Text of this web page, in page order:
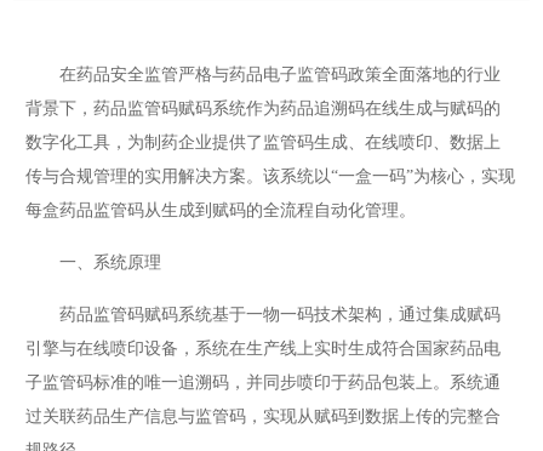
在药品安全监管严格与药品电子监管码政策全面落地的行业
背景下，药品监管码赋码系统作为药品追溯码在线生成与赋码的
数字化工具，为制药企业提供了监管码生成、在线喷印、数据上
传与合规管理的实用解决方案。该系统以“一盒一码”为核心，实现
每盒药品监管码从生成到赋码的全流程自动化管理。
一、系统原理
药品监管码赋码系统基于一物一码技术架构，通过集成赋码
引擎与在线喷印设备，系统在生产线上实时生成符合国家药品电
子监管码标准的唯一追溯码，并同步喷印于药品包装上。系统通
过关联药品生产信息与监管码，实现从赋码到数据上传的完整合